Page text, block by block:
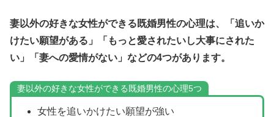
妻以外の好きな女性ができる既婚男性の心理は、「追いか
けたい願望がある」「もっと愛されたいし大事にされた
い」「妻への愛情がない」などの4つがあります。
妻以外の好きな女性ができる既婚男性の心理5つ
女性を追いかけたい願望が強い